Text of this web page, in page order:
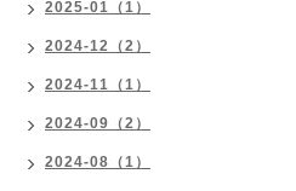
2025-01（1）
2024-12（2）
2024-11（1）
2024-09（2）
2024-08（1）